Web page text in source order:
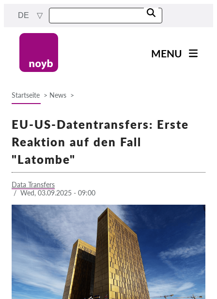
content
DE
MENU
Fälle nach Projekten
Exercise your rights!
Jetzt Unterstützen!
Mitgliedschaft
Spenden
Sponsoring
Spendenabsetzbarkeit
Startseite News
EU-US-Datentransfers: Erste
Reaktion auf den Fall
"Latombe"
Data Transfers
/ Wed, 03.09.2025 - 09:00